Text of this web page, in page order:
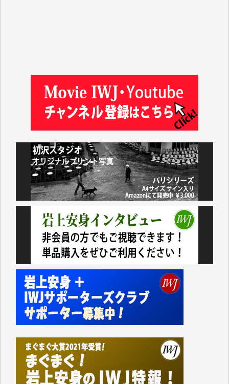
及川昭男 様
岩井祐子 様
藤田英之 様
藤岡比左志 様
井出 隆太 様
小池説夫 様
アオキカナメ 様
諸般の事情によりIWJ会費払えず今は非会員です。市
民側に立つ講演会にIWJのカメラマンをよく拝見して
おります。コンテンツが失われるのはあまりにもった
いない。少しでもお役立てください。（H.O.様）
今日、僅かですがカンパしました。（T.M.様）
今日、僅かですがカンパしました。IWJの危機を乗り
切るには到底及ばない額ですが病気の妻を抱えている
私にとっては精一杯のカンパです。
かねてよりIWJが発してきた膨大な取材記事や解説記
事、そして各界の方々とのインタビューは大袈裟では
なく、極めて重要な知的財産だと思っています。
て、かなりの動画をDVDに焼きこんで保存していま
した。
しかし、それが出来なくなって以降はExcelなどを使
ってハイパーリンクを張り、重要と思われる記事にい